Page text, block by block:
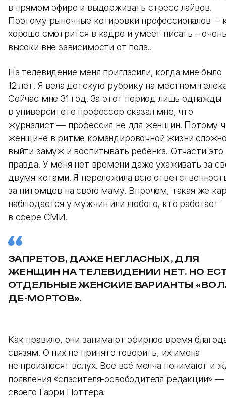
в прямом эфире и выдерживать стресс лайвов.
Поэтому рыночные котировки профессионалов –
хорошо смотрится в кадре и умеет писать –
высоки вне зависимости от пола..
На телевидение меня пригласили, когда мне было
12 лет. Я вела детскую рубрику на местном
Сейчас мне 31 год. За этот период лишь однажды
в университете профессор сказал мне, что
журналист — профессия не для женщин. Потому
женщине в ритме командировочной жизни
выйти замуж и воспитывать ребенка. Отчасти это
правда. У меня нет времени даже ухаживать за
двумя котами. Я переложила всю
за питомцев на свою маму. Впрочем, такая же
наблюдается у мужчин или любого, кто работает
в сфере СМИ.
ЗАПРЕТОВ, ДАЖЕ НЕГЛАСНЫХ, ДЛЯ
ЖЕНЩИН НА ТЕЛЕВИДЕНИИ НЕТ. НО
ОТДЕЛЬНЫЕ ЖЕНСКИЕ ВАРИАНТЫ
ДЕ-МОРТОВ».
Как правило, они занимают эфирное время
связям. О них не принято говорить, их имена
не произносят вслух. Все всё молча понимают и
появления «спасителя-освободителя редакции» —
своего Гарри Поттера.